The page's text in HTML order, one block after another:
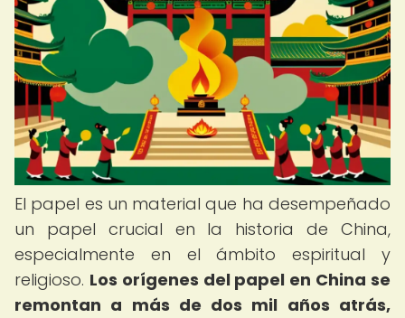
El papel es un material que ha desempeñado
un papel crucial en la historia de China,
especialmente en el ámbito espiritual y
religioso. Los orígenes del papel en China se
remontan a más de dos mil años atrás,